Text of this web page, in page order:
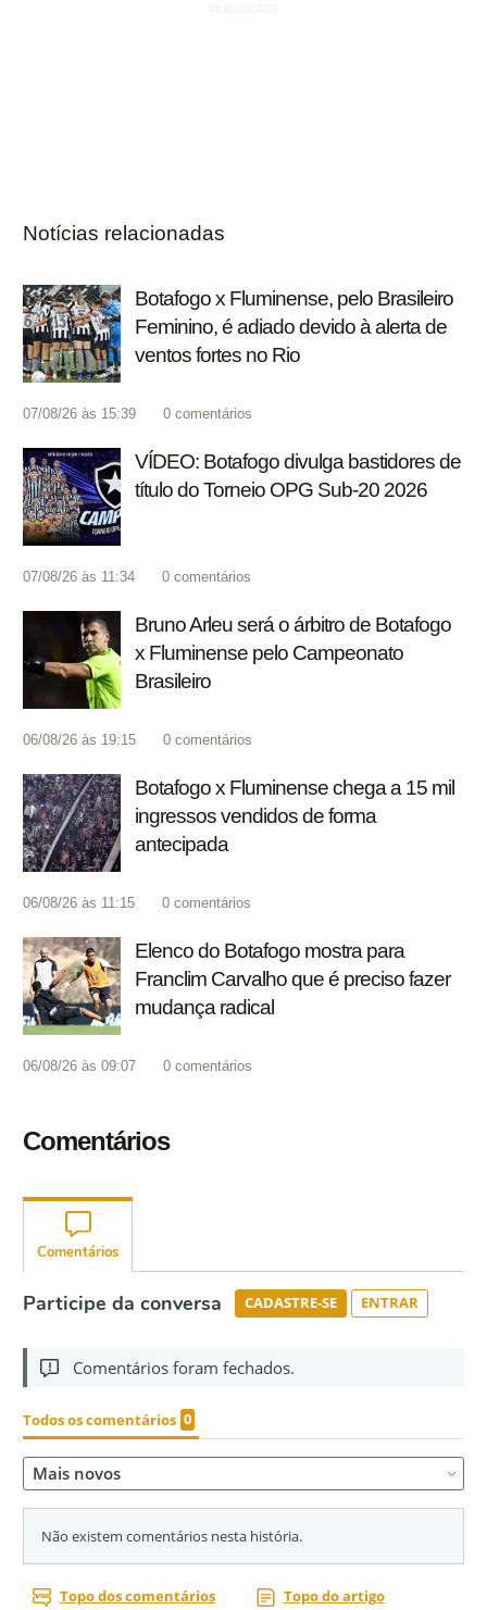
Notícias relacionadas
Botafogo x Fluminense, pelo Brasileiro
Feminino, é adiado devido à alerta de
ventos fortes no Rio
07/08/26 às 15:39 0 comentários
VÍDEO: Botafogo divulga bastidores de
título do Torneio OPG Sub-20 2026
07/08/26 às 11:34 0 comentários
Bruno Arleu será o árbitro de Botafogo
x Fluminense pelo Campeonato
Brasileiro
06/08/26 às 19:15 0 comentários
Botafogo x Fluminense chega a 15 mil
ingressos vendidos de forma
antecipada
06/08/26 às 11:15 0 comentários
Elenco do Botafogo mostra para
Franclim Carvalho que é preciso fazer
mudança radical
06/08/26 às 09:07 0 comentários
Comentários